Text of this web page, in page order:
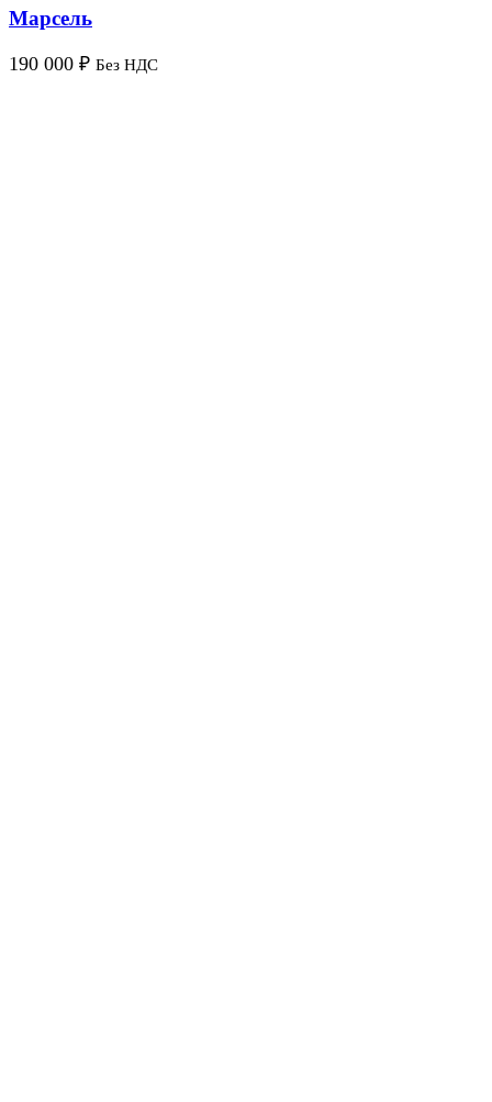
Марсель
190 000 ₽ Без НДС